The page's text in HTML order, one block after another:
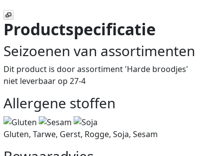
Productspecificatie
Seizoenen van assortimenten
Dit product is door assortiment 'Harde broodjes'
niet leverbaar op 27-4
Allergene stoffen
Gluten, Tarwe, Gerst, Rogge, Soja, Sesam